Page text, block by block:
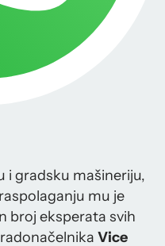
i gradsku mašineriju,
mu je
broj eksperata svih
Vice